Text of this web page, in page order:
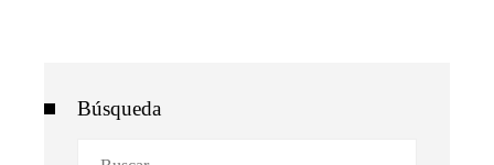
Búsqueda